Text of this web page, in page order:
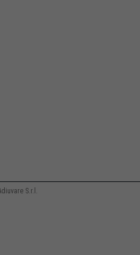
S.r.l.